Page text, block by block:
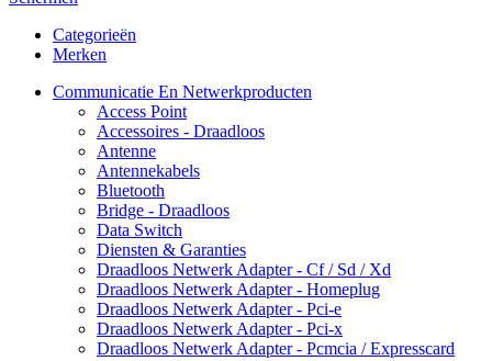
Categorieën
Merken
Communicatie En Netwerkproducten
Access Point
Accessoires - Draadloos
Antenne
Antennekabels
Bluetooth
Bridge - Draadloos
Data Switch
Diensten & Garanties
Draadloos Netwerk Adapter - Cf / Sd / Xd
Draadloos Netwerk Adapter - Homeplug
Draadloos Netwerk Adapter - Pci-e
Draadloos Netwerk Adapter - Pci-x
Draadloos Netwerk Adapter - Pcmcia / Expresscard